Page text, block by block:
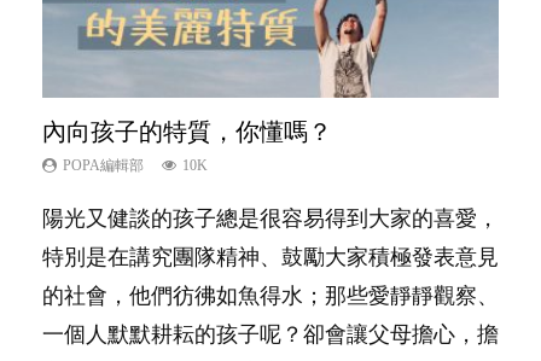
內向孩子的特質，你懂嗎？
POPA編輯部 10K
陽光又健談的孩子總是很容易得到大家的喜愛，
特別是在講究團隊精神、鼓勵大家積極發表意見
的社會，他們彷彿如魚得水；那些愛靜靜觀察、
一個人默默耕耘的孩子呢？卻會讓父母擔心，擔
夫妻必看！經營婚姻，沒捷徑
POPA編輯部 22.9K
你是不是也曾經以為只要跟相愛的人結婚，就自
然能走到白頭，但生了孩子卻發現事情不如你所
料？ 經營婚姻，不如我們想像的簡單，卻也不
是大家說得那麼難。一起來認識婚姻的真相！...
新手父母不用怕
POPA編輯部 16.3K
相信許多人初為人父母，由懷孕開始到孩子呱呱
落地，心中都有數之不盡的問題～這裡一次過集
合我們以往製作過的相關短片。 這段路讓我們
跟你同行～...
想孩子學好外語，點做好？
POPA編輯部 9.9K
有人話學多種語言越早開始越好，有人卻說一時
間太多語言，會令孩子感到混淆，到底誰是誰
非？聽聽專家怎樣說，解開語言學習的迷思～...
孩子能力天注定？
POPA編輯部 7.9K
很多父母都希望孩子係個「叻仔叻女」，學業別
太差，日常自理井井有條。這樣的孩子是萬中無
一，還是魚與熊掌，不能兼得？...